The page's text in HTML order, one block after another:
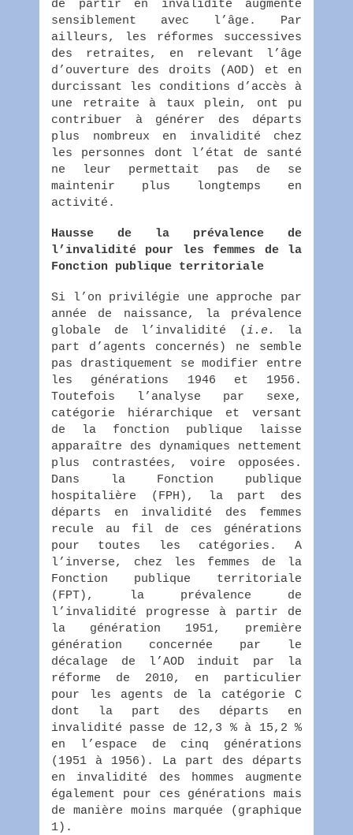
de partir en invalidité augmente
sensiblement avec l’âge. Par
ailleurs, les réformes successives
des retraites, en relevant l’âge
d’ouverture des droits (AOD) et en
durcissant les conditions d’accès à
une retraite à taux plein, ont pu
contribuer à générer des départs
plus nombreux en invalidité chez
les personnes dont l’état de santé
ne leur permettait pas de se
maintenir plus longtemps en
activité.
Hausse de la prévalence de
l’invalidité pour les femmes de la
Fonction publique territoriale
Si l’on privilégie une approche par
année de naissance, la prévalence
globale de l’invalidité (i.e.
la
part d’agents concernés) ne semble
pas drastiquement se modifier entre
les générations 1946 et 1956.
Toutefois l’analyse par sexe,
catégorie hiérarchique et versant
de la fonction publique laisse
apparaître des dynamiques nettement
plus contrastées, voire opposées.
Dans la Fonction publique
hospitalière (FPH), la part des
départs en invalidité des femmes
recule au fil de ces générations
pour toutes les catégories. A
l’inverse, chez les femmes de la
Fonction publique territoriale
(FPT), la prévalence de
l’invalidité progresse à partir de
la génération 1951, première
génération concernée par le
décalage de l’AOD induit par la
réforme de 2010, en particulier
pour les agents de la catégorie C
dont la part des départs en
invalidité passe de 12,3 % à 15,2 %
en l’espace de cinq générations
(1951 à 1956). La part des départs
en invalidité des hommes augmente
également pour ces générations mais
de manière moins marquée (graphique
1).